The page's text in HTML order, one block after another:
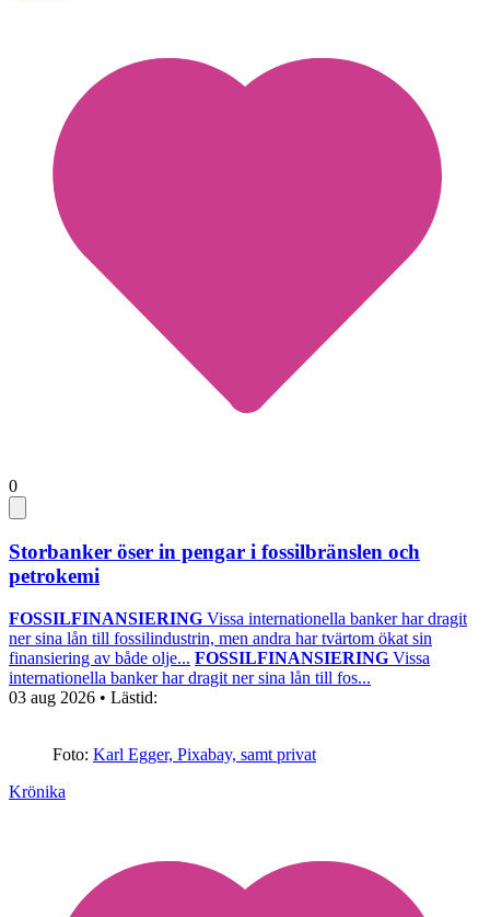
0
Storbanker öser in pengar i fossilbränslen och
petrokemi
FOSSILFINANSIERING Vissa internationella banker har dragit
ner sina lån till fossilindustrin, men andra har tvärtom ökat sin
finansiering av både olje... FOSSILFINANSIERING Vissa
internationella banker har dragit ner sina lån till fos...
03 aug 2026 • Lästid:
Foto: Karl Egger, Pixabay, samt privat
Krönika